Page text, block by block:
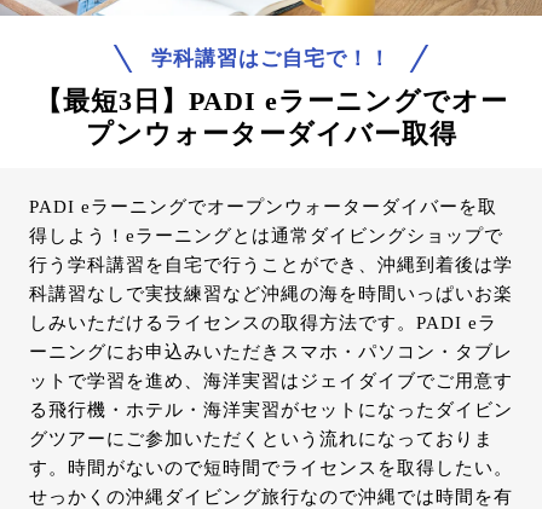
学科講習はご自宅で！！
【最短3日】PADI eラーニングでオー
プンウォーターダイバー取得
PADI eラーニングでオープンウォーターダイバーを取
得しよう！eラーニングとは通常ダイビングショップで
行う学科講習を自宅で行うことができ、沖縄到着後は学
科講習なしで実技練習など沖縄の海を時間いっぱいお楽
しみいただけるライセンスの取得方法です。PADI eラ
ーニングにお申込みいただきスマホ・パソコン・タブレ
ットで学習を進め、海洋実習はジェイダイブでご用意す
る飛行機・ホテル・海洋実習がセットになったダイビン
グツアーにご参加いただくという流れになっておりま
す。時間がないので短時間でライセンスを取得したい。
せっかくの沖縄ダイビング旅行なので沖縄では時間を有